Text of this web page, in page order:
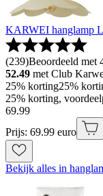
KARWEI hanglamp
(239)Beoordeeld met
52.49 met Club
25% korting25%
25% korting,
69.99
Prijs: 69.99 euro
Bekijk alles in